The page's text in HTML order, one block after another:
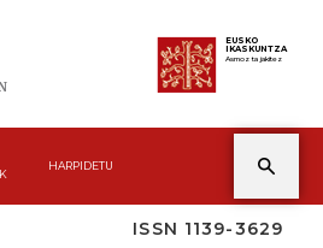
EUSKO
IKASKUNTZA
Asmoz ta jakitez
HARPIDETU
ISSN 1139-3629